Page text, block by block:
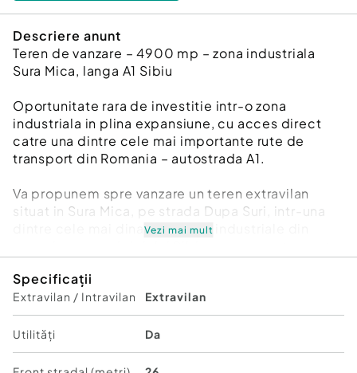
Descriere anunt
Teren de vanzare – 4900 mp – zona industriala
Sura Mica, langa A1 Sibiu
Oportunitate rara de investitie intr-o zona
industriala in plina expansiune, cu acces direct
catre una dintre cele mai importante rute de
transport din Romania – autostrada A1.
Va propunem spre vanzare un teren extravilan
situat in Sura Mica, pe strada Dupa Suri, intr-una
dintre cele mai dinamice zone industriale din
investitorilor din domeniul logistic si industrial.
Zona Sura Mica a devenit in ultimii ani un punct
strategic pentru companii datorita conectivitatii
excelente, accesului rapid catre autostrada si
proximitatii fata de Sibiu, oferind conditii ideale
Vezi mai mult
Specificații
Extravilan / Intravilan Extravilan
Utilități Da